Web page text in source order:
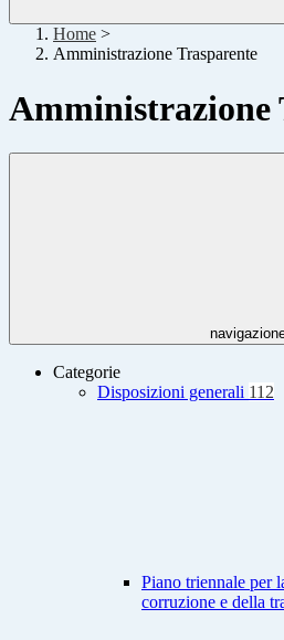
Home >
Amministrazione Trasparente
Amministrazione
Categorie
Disposizioni generali 112
Piano triennale per
corruzione e della